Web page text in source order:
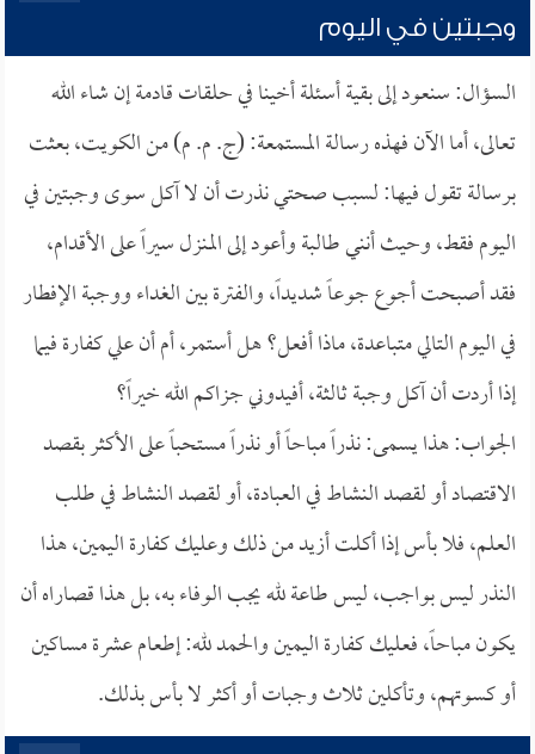
وجبتين في اليوم
السؤال: سنعود إلى بقية أسئلة أخينا في حلقات قادمة إن شاء الله
تعالى، أما الآن فهذه رسالة المستمعة: (ج. م. م) من الكويت، بعثت
برسالة تقول فيها: لسبب صحتي نذرت أن لا آكل سوى وجبتين في
اليوم فقط، وحيث أنني طالبة وأعود إلى المنزل سيراً على الأقدام،
فقد أصبحت أجوع جوعاً شديداً، والفترة بين الغداء ووجبة الإفطار
في اليوم التالي متباعدة، ماذا أفعل؟ هل أستمر، أم أن علي كفارة فيما
إذا أردت أن آكل وجبة ثالثة، أفيدوني جزاكم الله خيراً؟
الجواب: هذا يسمى: نذراً مباحاً أو نذراً مستحباً على الأكثر بقصد
الاقتصاد أو لقصد النشاط في العبادة، أو لقصد النشاط في طلب
العلم، فلا بأس إذا أكلت أزيد من ذلك وعليك كفارة اليمين، هذا
النذر ليس بواجب، ليس طاعة لله يجب الوفاء به، بل هذا قصاراه أن
يكون مباحاً، فعليك كفارة اليمين والحمد لله: إطعام عشرة مساكين
أو كسوتهم، وتأكلين ثلاث وجبات أو أكثر لا بأس بذلك.